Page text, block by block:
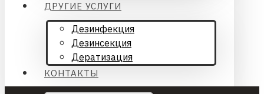
ДРУГИЕ УСЛУГИ
Дезинфекция
Дезинсекция
Дератизация
КОНТАКТЫ